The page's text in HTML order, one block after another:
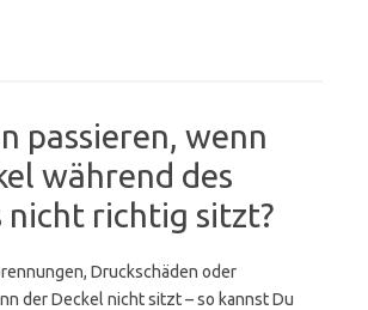
passieren, wenn
während des
nicht richtig sitzt?
Druckschäden oder
der Deckel nicht sitzt – so kannst Du